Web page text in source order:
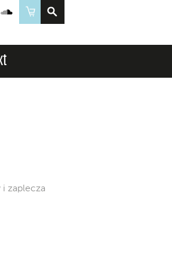
InstagramSoundCloud
Sklep
zaplecza